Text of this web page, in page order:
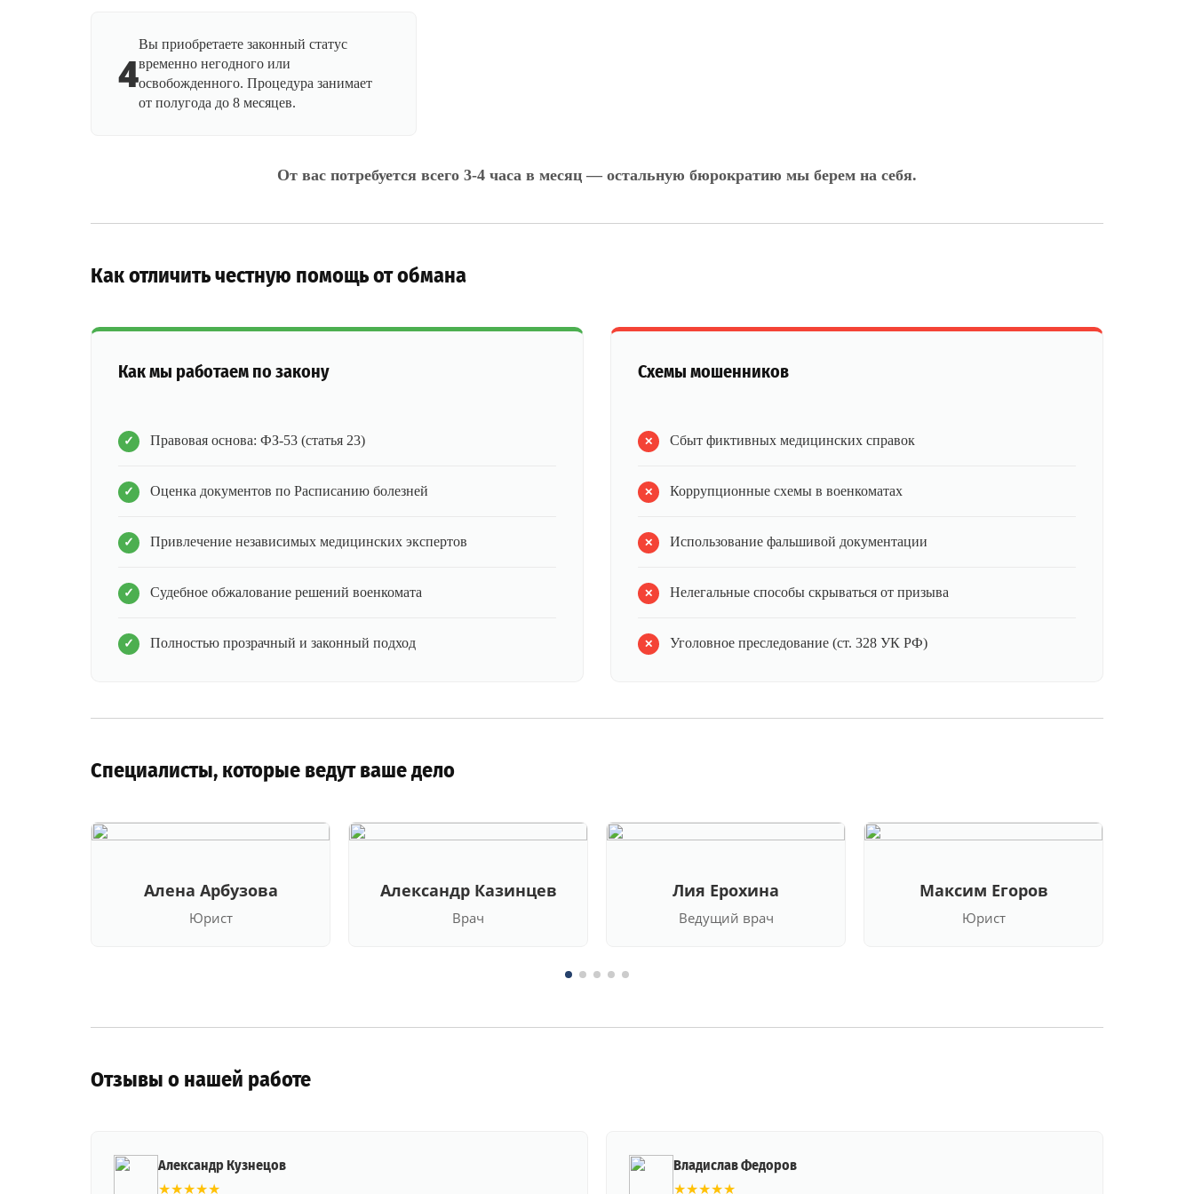
4
Вы приобретаете законный статус
временно негодного или
освобожденного. Процедура занимает
от полугода до 8 месяцев.
От вас потребуется всего 3-4 часа в месяц — остальную бюрократию мы берем на себя.
Как отличить честную помощь от обмана
Как мы работаем по закону
Правовая основа: ФЗ-53 (статья 23)
Оценка документов по Расписанию болезней
Привлечение независимых медицинских экспертов
Судебное обжалование решений военкомата
Полностью прозрачный и законный подход
Схемы мошенников
Сбыт фиктивных медицинских справок
Коррупционные схемы в военкоматах
Использование фальшивой документации
Нелегальные способы скрываться от призыва
Уголовное преследование (ст. 328 УК РФ)
Специалисты, которые ведут ваше дело
Алена Арбузова
Юрист
Александр Казинцев
Врач
Лия Ерохина
Ведущий врач
Максим Егоров
Юрист
Отзывы о нашей работе
Александр Кузнецов
★★★★★
Владислав Федоров
★★★★★